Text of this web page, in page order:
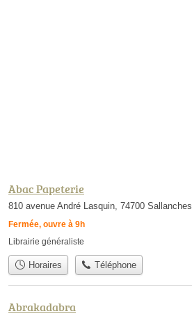
Abac Papeterie
810 avenue André Lasquin, 74700 Sallanches
Fermée, ouvre à 9h
Librairie généraliste
Horaires Téléphone
Abrakadabra